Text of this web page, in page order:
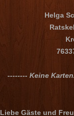
Helga
-------- Keine
Liebe Gäste und